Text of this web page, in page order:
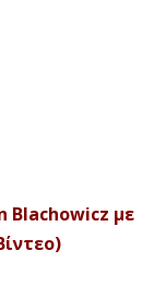
Blachowicz με